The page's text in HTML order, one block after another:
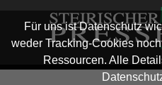
Für uns ist Datenschutz
weder Tracking-Cookies
Ressourcen. Alle